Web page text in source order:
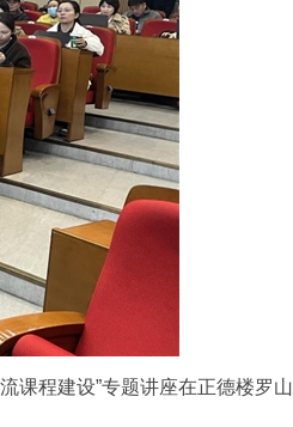
课程建设”专题讲座在正德楼罗山